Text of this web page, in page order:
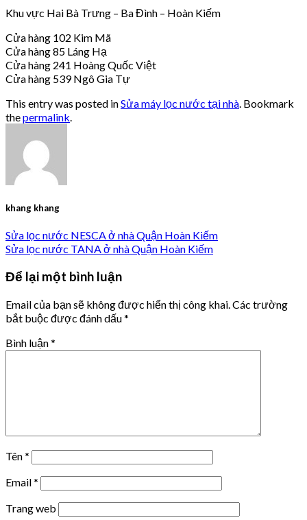
Khu vực Hai Bà Trưng – Ba Đình – Hoàn Kiếm
Cửa hàng 102 Kim Mã
Cửa hàng 85 Láng Hạ
Cửa hàng 241 Hoàng Quốc Việt
Cửa hàng 539 Ngô Gia Tự
This entry was posted inSửa máy lọc nước tại nhà . Bookmark
thepermalink
khang khang
Sửa lọc nước NESCA ở nhà Quận Hoàn Kiếm
Sửa lọc nước TANA ở nhà Quận Hoàn Kiếm
Để lại một bình luận
Email của bạn sẽ không được hiển thị công khai. Các trường
bắt buộc được đánh dấu*
Bình luận*
Tên*
Email*
Trang web